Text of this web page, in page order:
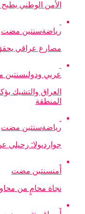
الأمن الوطني يطيح
رياضةسنتين مضت
مصارع عراقي يحقق
عربي ودولي
العراق والتشيك
المنطقة
رياضةسنتين مضت
جوارديولا: رحيلي
أمنسنتين مضت
نجاة محامٍ من